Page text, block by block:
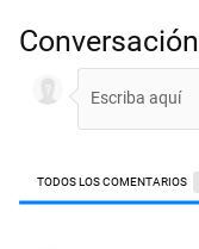
Conversación
TODOS LOS COMENTARIOS